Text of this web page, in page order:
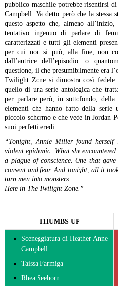
pubblico maschile potrebbe risentirsi di
Campbell. Va detto però che la
questo aspetto che, almeno
tentativo ingenuo di parlare di
caratterizzati e tutti gli elementi
per cui non si può, alla fine, non
dall’autrice dell’episodio, o
questione, il che presumibilmente era
Twilight Zone si dimostra così fedele
quello di una serie antologica che
per parlare però, in sottofondo,
elementi che hanno fatto della serie
piccolo schermo e che vede in Jordan
suoi perfetti eredi.
“Tonight, Annie Miller found herself
violent epidemic. What she
a plague of conscience.One that gave
consent and fear.And tonight, all it
turn men into monsters.
Here in The Twilight Zone.”
THUMBS UP
Sceneggiatura di Heather Anne
Campbell
Taissa Farmiga
Rhea Seehorn